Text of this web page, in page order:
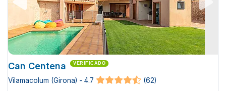
Can Centena VERIFICADO
Vilamacolum (Girona) - 4.7
(62)